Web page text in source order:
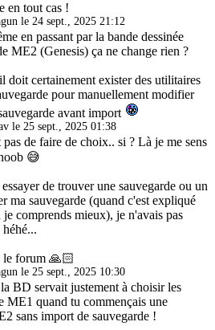
en tout cas !
le 24 sept., 2025 21:12
en passant par la bande dessinée
ME2 (Genesis) ça ne change rien ?
doit certainement exister des utilitaires
pour manuellement modifier
avant import
le 25 sept., 2025 01:38
de faire de choix.. si ? Là je me sens
😅
de trouver une sauvegarde ou un
ma sauvegarde (quand c'est expliqué
comprends mieux), je n'avais pas
forum 🙏🏻
le 25 sept., 2025 10:30
BD servait justement à choisir les
ME1 quand tu commençais une
sans import de sauvegarde !